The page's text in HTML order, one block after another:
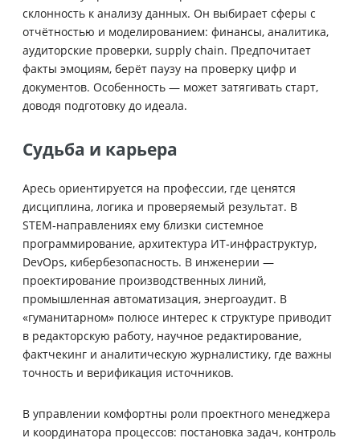
склонность к анализу данных. Он выбирает сферы с
отчётностью и моделированием: финансы, аналитика,
аудиторские проверки, supply chain. Предпочитает
факты эмоциям, берёт паузу на проверку цифр и
документов. Особенность — может затягивать старт,
доводя подготовку до идеала.
Судьба и карьера
Аресь ориентируется на профессии, где ценятся
дисциплина, логика и проверяемый результат. В
STEM‑направлениях ему близки системное
программирование, архитектура ИТ‑инфраструктур,
DevOps, кибербезопасность. В инженерии —
проектирование производственных линий,
промышленная автоматизация, энергоаудит. В
«гуманитарном» полюсе интерес к структуре приводит
в редакторскую работу, научное редактирование,
фактчекинг и аналитическую журналистику, где важны
точность и верификация источников.
В управлении комфортны роли проектного менеджера
и координатора процессов: постановка задач, контроль